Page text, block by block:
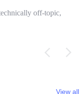
off-topic,
View all